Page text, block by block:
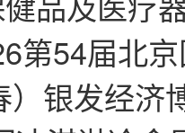
第54届北
银发经济